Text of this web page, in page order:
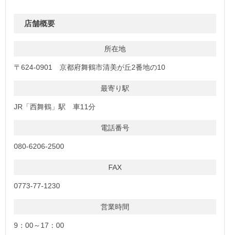
店舗概要
所在地
〒624-0901 京都府舞鶴市清美が丘2番地の10
最寄り駅
JR「西舞鶴」駅 車11分
電話番号
080-6206-2500
FAX
0773-77-1230
営業時間
9：00～17：00